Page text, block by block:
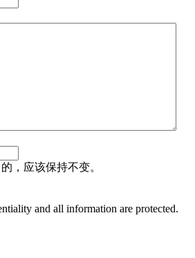
，应该保持不变。
and all information are protected.